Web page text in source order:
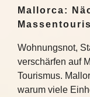
Mallorca:
Wohnungsnot,
verschärfen auf
Tourismus.
warum viele